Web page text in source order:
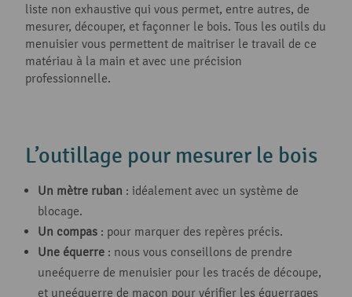
liste non exhaustive qui vous permet, entre autres, de
mesurer, découper, et façonner le bois. Tous les outils du
menuisier vous permettent de maitriser le travail de ce
matériau à la main et avec une précision
professionnelle.
L’outillage pour mesurer le bois
Un mètre ruban : idéalement avec un système de
blocage.
Un compas : pour marquer des repères précis.
Une équerre : nous vous conseillons de prendre
uneéquerre de menuisier pour les tracés de découpe,
et uneéquerre de maçon pour vérifier les équerrages